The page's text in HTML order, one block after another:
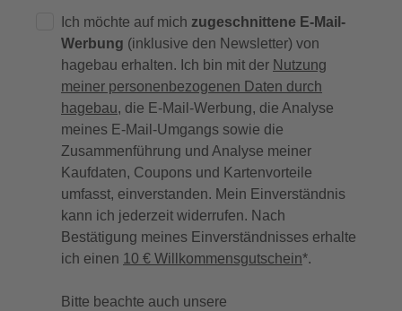
Ich möchte auf mich zugeschnittene E-Mail-
Werbung (inklusive den Newsletter) von
hagebau erhalten. Ich bin mit der Nutzung
meiner personenbezogenen Daten durch
hagebau, die E-Mail-Werbung, die Analyse
meines E-Mail-Umgangs sowie die
Zusammenführung und Analyse meiner
Kaufdaten, Coupons und Kartenvorteile
umfasst, einverstanden. Mein Einverständnis
kann ich jederzeit widerrufen. Nach
Bestätigung meines Einverständnisses erhalte
ich einen 10 € Willkommensgutschein*.
Bitte beachte auch unsere